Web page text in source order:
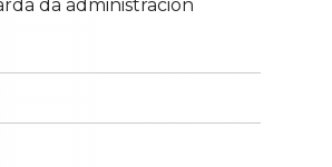
da administración